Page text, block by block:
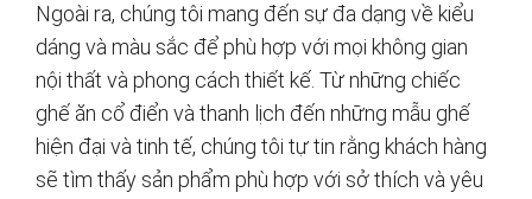
Ngoài ra, chúng tôi mang đến sự đa dạng về kiểu
dáng và màu sắc để phù hợp với mọi không gian
nội thất và phong cách thiết kế. Từ những chiếc
ghế ăn cổ điển và thanh lịch đến những mẫu ghế
hiện đại và tinh tế, chúng tôi tự tin rằng khách hàng
sẽ tìm thấy sản phẩm phù hợp với sở thích và yêu